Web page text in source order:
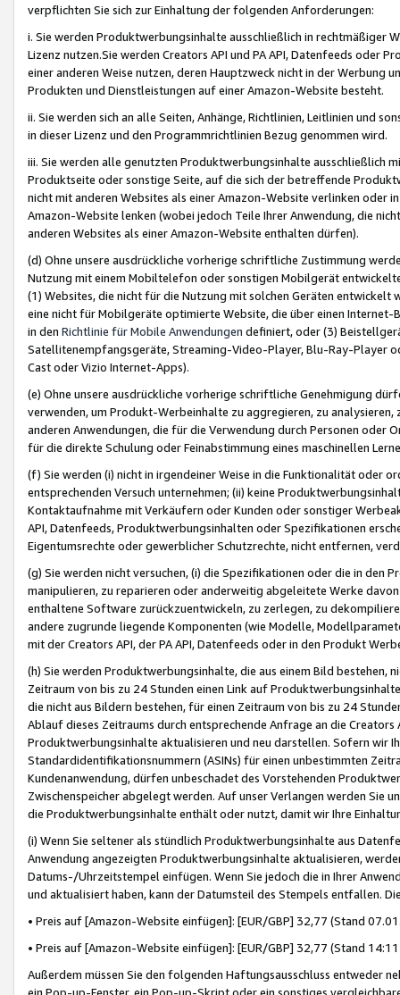
verpflichten Sie sich zur Einhaltung der folgenden Anforderungen:
i. Sie werden Produktwerbungsinhalte ausschließlich in rechtmäßiger
Lizenz nutzen.Sie werden Creators API und PA API, Datenfeeds oder
einer anderen Weise nutzen, deren Hauptzweck nicht in der Werbung
Produkten und Dienstleistungen auf einer Amazon-Website besteht.
ii. Sie werden sich an alle Seiten, Anhänge, Richtlinien, Leitlinien und
in dieser Lizenz und den Programmrichtlinien Bezug genommen wird.
iii. Sie werden alle genutzten Produktwerbungsinhalte ausschließlich
Produktseite oder sonstige Seite, auf die sich der betreffende
nicht mit anderen Websites als einer Amazon-Website verlinken oder
Amazon-Website lenken (wobei jedoch Teile Ihrer Anwendung, die
anderen Websites als einer Amazon-Website enthalten dürfen).
(d) Ohne unsere ausdrückliche vorherige schriftliche Zustimmung
Nutzung mit einem Mobiltelefon oder sonstigen Mobilgerät
(1) Websites, die nicht für die Nutzung mit solchen Geräten
eine nicht für Mobilgeräte optimierte Website, die über einen
in den Richtlinie für Mobile Anwendungen definiert, oder (3)
Satellitenempfangsgeräte, Streaming-Video-Player, Blu-Ray-Player
Cast oder Vizio Internet-Apps).
(e) Ohne unsere ausdrückliche vorherige schriftliche Genehmigung
verwenden, um Produkt-Werbeinhalte zu aggregieren, zu
anderen Anwendungen, die für die Verwendung durch Personen
für die direkte Schulung oder Feinabstimmung eines maschinellen
(f) Sie werden (i) nicht in irgendeiner Weise in die Funktionalität oder
entsprechenden Versuch unternehmen; (ii) keine
Kontaktaufnahme mit Verkäufern oder Kunden oder sonstiger
API, Datenfeeds, Produktwerbungsinhalten oder Spezifikationen
Eigentumsrechte oder gewerblicher Schutzrechte, nicht entfernen,
(g) Sie werden nicht versuchen, (i) die Spezifikationen oder die in
manipulieren, zu reparieren oder anderweitig abgeleitete Werke
enthaltene Software zurückzuentwickeln, zu zerlegen, zu
andere zugrunde liegende Komponenten (wie Modelle,
mit der Creators API, der PA API, Datenfeeds oder in den Produkt
(h) Sie werden Produktwerbungsinhalte, die aus einem Bild bestehen,
Zeitraum von bis zu 24 Stunden einen Link auf
die nicht aus Bildern bestehen, für einen Zeitraum von bis zu 24
Ablauf dieses Zeitraums durch entsprechende Anfrage an die
Produktwerbungsinhalte aktualisieren und neu darstellen. Sofern wir
Standardidentifikationsnummern (ASINs) für einen unbestimmten
Kundenanwendung, dürfen unbeschadet des Vorstehenden
Zwischenspeicher abgelegt werden. Auf unser Verlangen werden Sie
die Produktwerbungsinhalte enthält oder nutzt, damit wir Ihre
(i) Wenn Sie seltener als stündlich Produktwerbungsinhalte aus
Anwendung angezeigten Produktwerbungsinhalte aktualisieren,
Datums-/Uhrzeitstempel einfügen. Wenn Sie jedoch die in Ihrer
und aktualisiert haben, kann der Datumsteil des Stempels entfallen.
• Preis auf [Amazon-Website einfügen]: [EUR/GBP] 32,77 (Stand
• Preis auf [Amazon-Website einfügen]: [EUR/GBP] 32,77 (Stand
Außerdem müssen Sie den folgenden Haftungsausschluss entweder
ein Pop-up-Fenster, ein Pop-up-Skript oder ein sonstiges